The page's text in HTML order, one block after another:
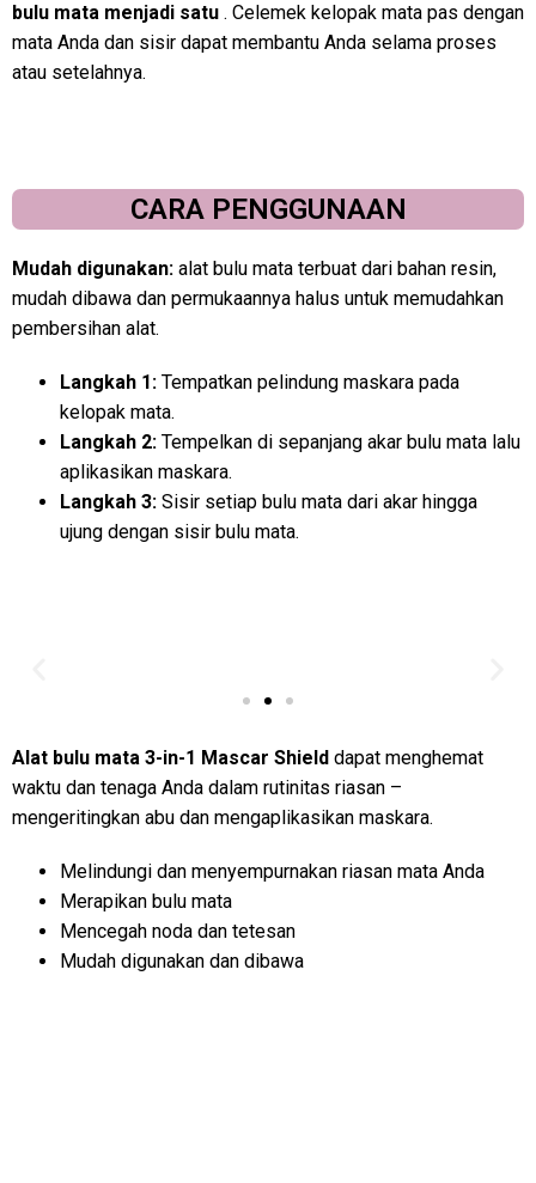
bulu mata menjadi satu . Celemek kelopak mata pas dengan
mata Anda dan sisir dapat membantu Anda selama proses
atau setelahnya.
CARA PENGGUNAAN
Mudah digunakan: alat bulu mata terbuat dari bahan resin,
mudah dibawa dan permukaannya halus untuk memudahkan
pembersihan alat.
Langkah 1: Tempatkan pelindung maskara pada
kelopak mata.
Langkah 2: Tempelkan di sepanjang akar bulu mata lalu
aplikasikan maskara.
Langkah 3: Sisir setiap bulu mata dari akar hingga
ujung dengan sisir bulu mata.
Alat bulu mata 3-in-1 Mascar Shield dapat menghemat
waktu dan tenaga Anda dalam rutinitas riasan –
mengeritingkan abu dan mengaplikasikan maskara.
Melindungi dan menyempurnakan riasan mata Anda
Merapikan bulu mata
Mencegah noda dan tetesan
Mudah digunakan dan dibawa